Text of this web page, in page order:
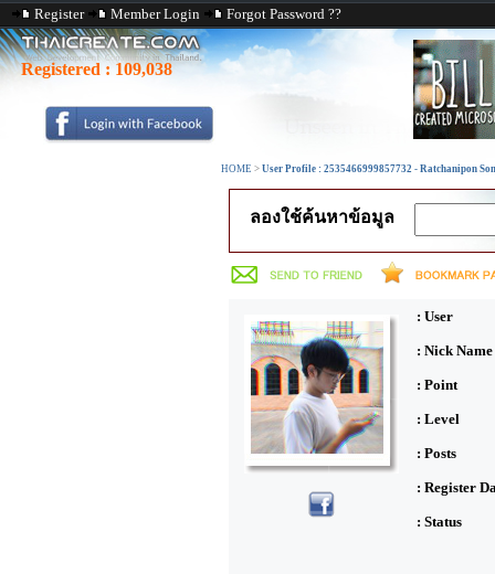
Register Member Login Forgot Password ??
Registered : 109,038
HOME > User Profile : 2535466999857732 - Ratchanipon
ลองใช้ค้นหาข้อมูล
: User
: Nick Name
: Point
: Level
: Posts
: Register
: Status